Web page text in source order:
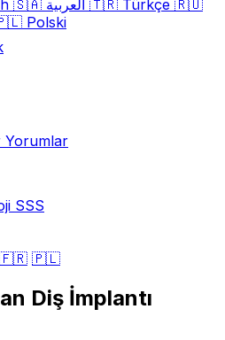
🇸🇦 🇹🇷 Türkçe 🇷🇺
Polski
Yorumlar
SSS
🇫🇷 🇵🇱
Diş İmplantı